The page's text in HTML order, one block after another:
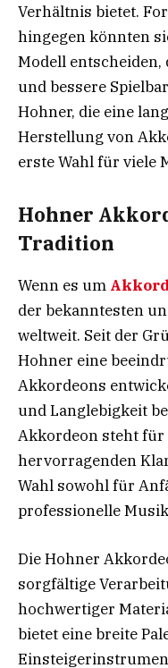
Verhältnis bietet.
hingegen könnten
Modell
und bessere
Hohner, die eine
Herstellung von
erste Wahl für viele
Hohner
Tradition
Wenn es um
der bekanntesten
weltweit. Seit der
Hohner eine
Akkordeons
und Langlebigkeit
Akkordeon steht
hervorragenden
Wahl sowohl für
professionelle
Die Hohner
sorgfältige
hochwertiger
bietet eine breite